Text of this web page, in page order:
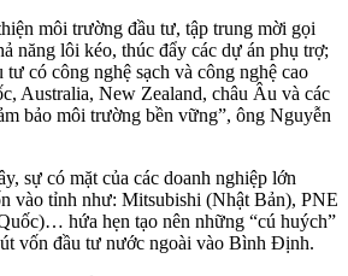
môi trường đầu tư, tập trung mời gọi
năng lôi kéo, thúc đẩy các dự án phụ trợ;
có công nghệ sạch và công nghệ cao
Australia, New Zealand, châu Âu và các
bảo môi trường bền vững”, ông Nguyễn
sự có mặt của các doanh nghiệp lớn
vào tỉnh như: Mitsubishi (Nhật Bản), PNE
hứa hẹn tạo nên những “cú huých”
vốn đầu tư nước ngoài vào Bình Định.